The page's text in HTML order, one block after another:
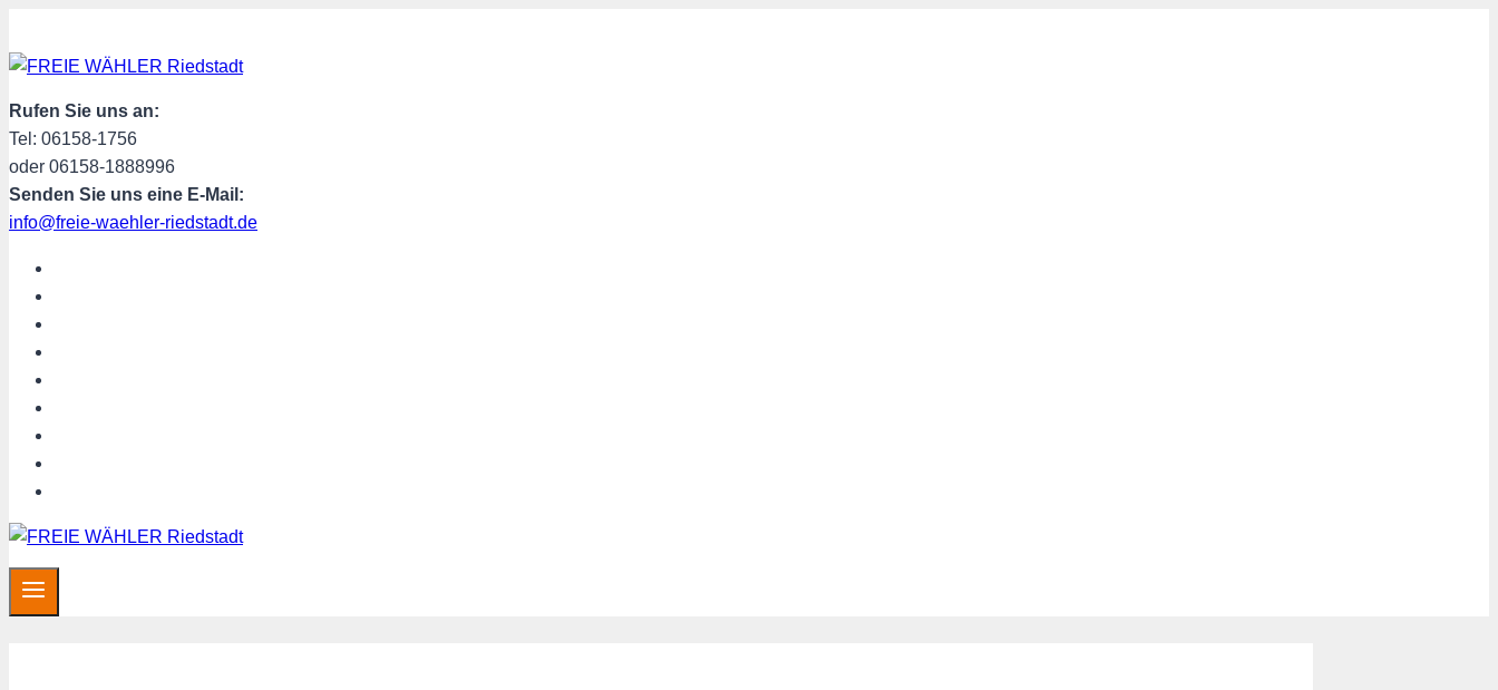
Inhalt
springen
Rufen Sie uns an:
Tel: 06158-1756
oder 06158-1888996
Senden Sie uns eine E-Mail:
info@freie-waehler-riedstadt.de